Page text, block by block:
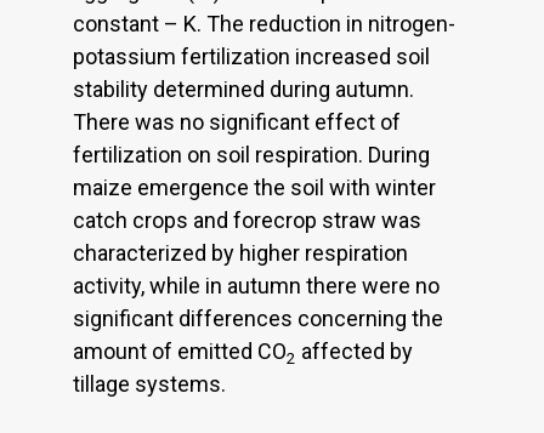
constant – K. The reduction in nitrogen-
potassium fertilization increased soil
stability determined during autumn.
There was no significant effect of
fertilization on soil respiration. During
maize emergence the soil with winter
catch crops and forecrop straw was
characterized by higher respiration
activity, while in autumn there were no
significant differences concerning the
amount of emitted CO2 affected by
tillage systems.